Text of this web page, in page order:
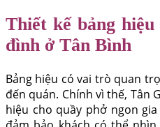
Thiết kế bảng
đình ở Tân Bình
Bảng hiệu có vai trò quan
đến quán. Chính vì thế, Tân
hiệu cho quầy phở ngon